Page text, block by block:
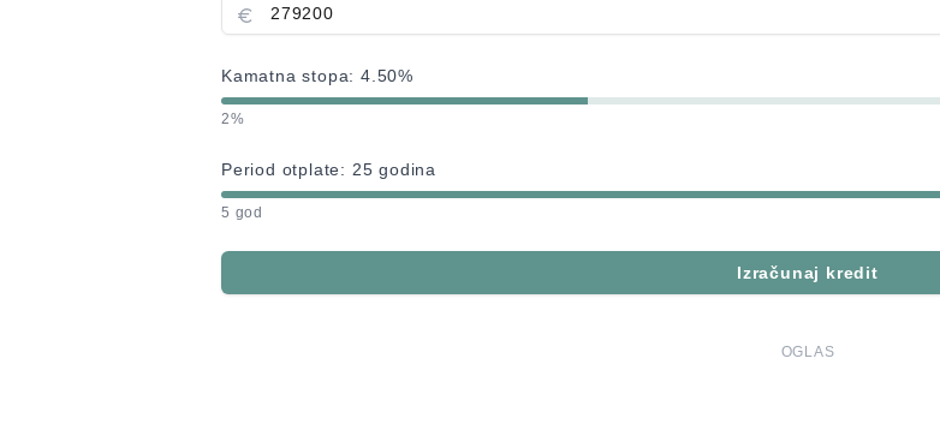
Kamatna stopa:4.50%
2%
Period otplate: 25 godina
5 god
Izračunaj kredit
OGLAS